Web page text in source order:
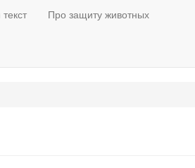
Про защиту животных